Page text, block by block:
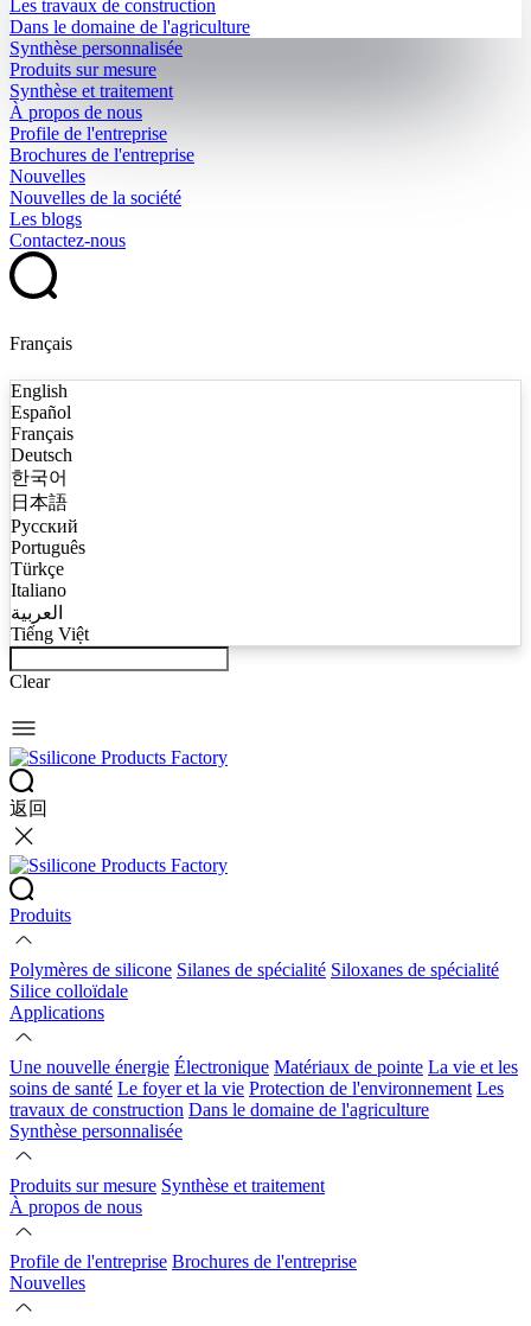
Les travaux de construction
Dans le domaine de l'agriculture
Synthèse personnalisée
Produits sur mesure
Synthèse et traitement
À propos de nous
Profile de l'entreprise
Brochures de l'entreprise
Nouvelles
Nouvelles de la société
Les blogs
Contactez-nous
Français
English
Español
Français
Deutsch
한국어
日本語
Русский
Português
Türkçe
Italiano
العربية
Tiếng Việt
Clear
返回
Produits
Polymères de silicone Silanes de spécialité Siloxanes de spécialité
Silice colloïdale
Applications
Une nouvelle énergie Électronique Matériaux de pointe La vie et les
soins de santé Le foyer et la vie Protection de l'environnement Les
travaux de construction Dans le domaine de l'agriculture
Synthèse personnalisée
Produits sur mesure Synthèse et traitement
À propos de nous
Profile de l'entreprise Brochures de l'entreprise
Nouvelles